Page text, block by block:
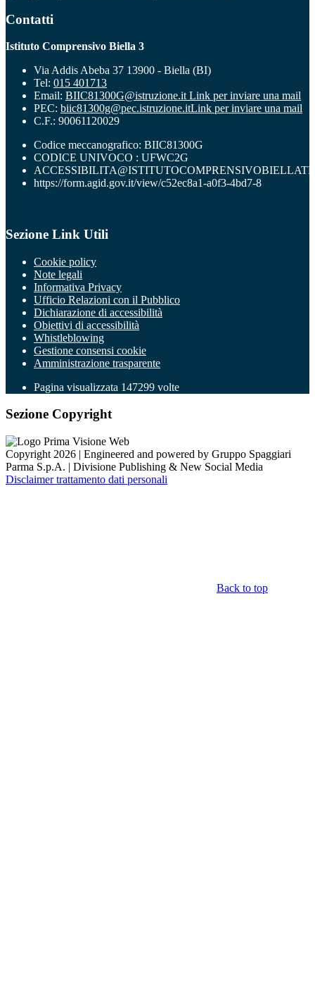
Contatti
Istituto Comprensivo Biella 3
Via Addis Abeba 37 13900 - Biella (BI)
Tel: 015 401713
Email: BIIC81300G@istruzione.it Link per inviare una mail
PEC: biic81300g@pec.istruzione.itLink per inviare una mail
C.F.: 90061120029
Codice meccanografico: BIIC81300G
CODICE UNIVOCO : UFWC2G
https://form.agid.gov.it/view/c52ec8a1-a0f3-4bd7-8
Sezione Link Utili
Cookie policy
Note legali
Informativa Privacy
Ufficio Relazioni con il Pubblico
Dichiarazione di accessibilità
Obiettivi di accessibilità
Whistleblowing
Gestione consensi cookie
Amministrazione trasparente
Pagina visualizzata 147299 volte
Sezione Copyright
Copyright 2026 | Engineered and powered by Gruppo Spaggiari
Parma S.p.A. | Divisione Publishing & New Social Media
Disclaimer trattamento dati personali
Back to top